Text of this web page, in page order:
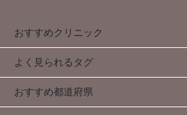
おすすめクリニック
よく見られるタグ
おすすめ都道府県